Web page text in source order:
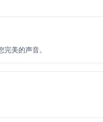
美的声音。